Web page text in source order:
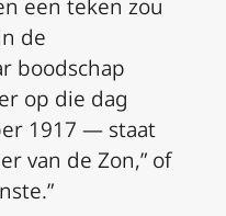
een teken zou
de
boodschap
op die dag
1917 — staat
van de Zon,” of